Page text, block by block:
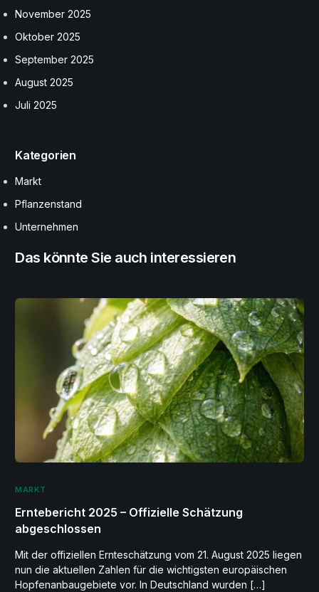
November 2025
Oktober 2025
September 2025
August 2025
Juli 2025
Kategorien
Markt
Pflanzenstand
Unternehmen
Das könnte Sie auch interessieren
MARKT
Erntebericht 2025 – Offizielle Schätzung
abgeschlossen
Mit der offiziellen Ernteschätzung vom 21. August 2025 liegen
nun die aktuellen Zahlen für die wichtigsten europäischen
Hopfenanbaugebiete vor. In Deutschland wurden […]